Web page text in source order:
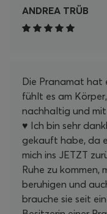
ANDREA TRÜB
Die Pranamat hat
fühlt es am
nachhaltig und
♥️ Ich bin sehr
gekauft habe, da
mich ins JETZT
Ruhe zu kommen,
beruhigen und
brauche sie seit